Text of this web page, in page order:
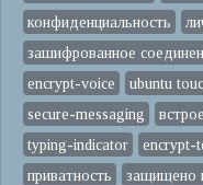
конфиденциальность
зашифрованное
encrypt-voice
ubuntu
secure-messaging
typing-indicator
encrypt-
приватность
защищено